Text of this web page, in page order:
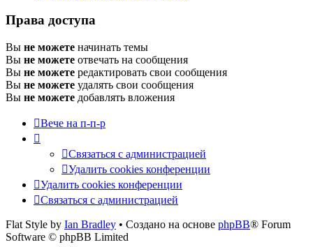
Права доступа
Вы не можете начинать темы
Вы не можете отвечать на сообщения
Вы не можете редактировать свои сообщения
Вы не можете удалять свои сообщения
Вы не можете добавлять вложения
Вече на п-п-р
Связаться с администрацией
Удалить cookies конференции
Удалить cookies конференции
Связаться с администрацией
Flat Style by Ian Bradley • Создано на основе phpBB® Forum
Software © phpBB Limited